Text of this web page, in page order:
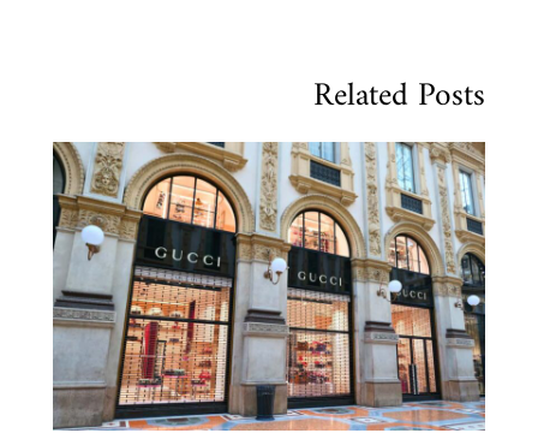
Related Posts